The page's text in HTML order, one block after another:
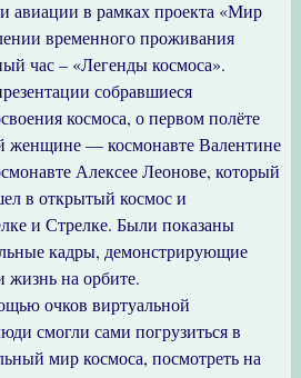
авиации в рамках проекта «Мир
временного проживания
час – «Легенды космоса».
собравшиеся
космоса, о первом полёте
женщине — космонавте Валентине
Алексее Леонове, который
в открытый космос и
и Стрелке. Были показаны
кадры, демонстрирующие
жизнь на орбите.
очков виртуальной
смогли сами погрузиться в
мир космоса, посмотреть на